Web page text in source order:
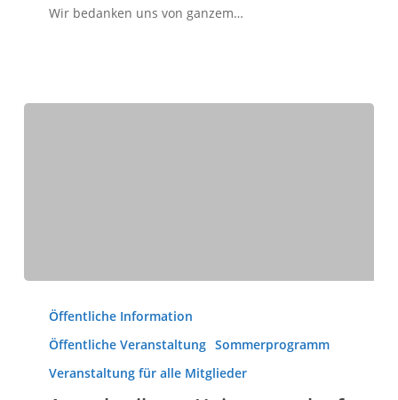
Wir bedanken uns von ganzem…
Heimgartenlauf
2025
Öffentliche Information
Öffentliche Veranstaltung Sommerprogramm
Veranstaltung für alle Mitglieder